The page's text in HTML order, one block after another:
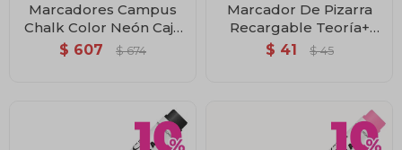
Marcadores Campus
Chalk Color Neón Caja
x6
$ 607 $ 674
Marcador De Pizarra
Recargable Teoría+
Celeste
$ 41 $ 45